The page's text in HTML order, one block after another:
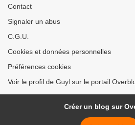
Contact
Signaler un abus
C.G.U.
Cookies et données personnelles
Préférences cookies
Voir le profil de Guyl sur le portail
Créer un blog sur